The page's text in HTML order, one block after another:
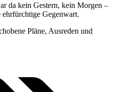
da kein Gestern, kein Morgen –
Gegenwart.
Pläne, Ausreden und